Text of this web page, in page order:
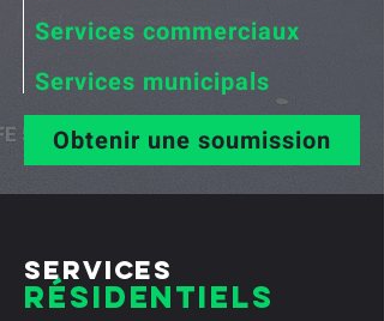
Services commerciaux
Services municipals
Obtenir une soumission
Services
Résidentiels